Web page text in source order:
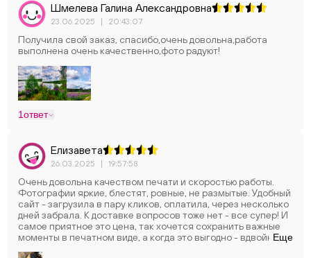
Шмелева Галина Александровна
23.06.2025 | 20:43:07
Получила свой заказ, спасибо,очень довольна,работа
выполнена очень качественно,фото радуют!
1ответ
Елизавета
26.03.2025 | 19:57:58
Очень довольна качеством печати и скоростью работы.
Фотографии яркие, блестят, ровные, не размытые. Удобный
сайт - загрузила в пару кликов, оплатила, через несколько
дней забрала. К доставке вопросов тоже нет - все супер! И
самое приятное это цена, так хочется сохранить важные
моменты в печатном виде, а когда это выгодно - вдвойнеЕще